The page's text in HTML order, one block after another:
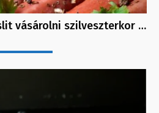
vásárolni szilveszterkor …